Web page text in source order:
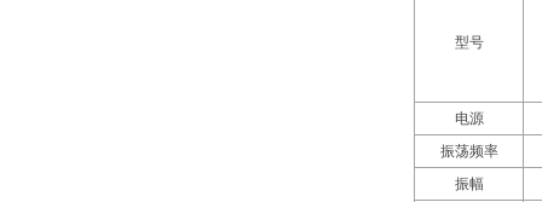
型号
电源
振荡频率
振幅